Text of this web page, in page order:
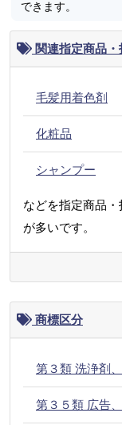
できます。
関連指定商品
毛髪用着色剤
化粧品
シャンプー
などを指定商品
が多いです。
商標区分
第３類 洗浄剤
第３５類 広告